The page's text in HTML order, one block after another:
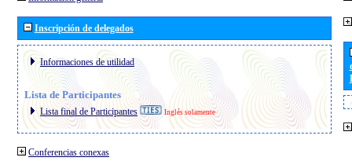
Inscripción de delegados
Informaciones de utilidad
Lista de Participantes
Lista final de Participantes Inglés solamente
Conferencias conexas